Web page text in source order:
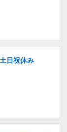
日祝休み